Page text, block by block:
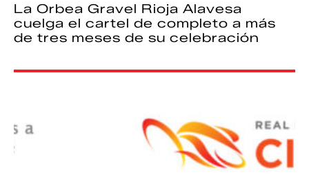
La Orbea Gravel Rioja Alavesa
cuelga el cartel de completo a más
de tres meses de su celebración